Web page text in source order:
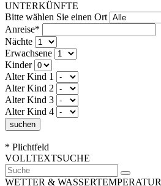
UNTERKÜNFTE
Bitte wählen Sie einen Ort
Anreise*
Nächte
Erwachsene
Kinder
Alter Kind 1
Alter Kind 2
Alter Kind 3
Alter Kind 4
suchen
* Plichtfeld
VOLLTEXTSUCHE
WETTER & WASSERTEMPERATUR